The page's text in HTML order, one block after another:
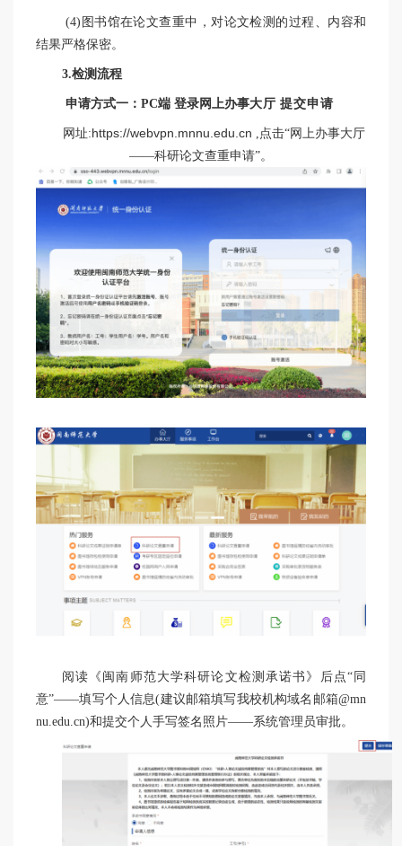
(4)图书馆在论文查重中，对论文检测的过程、内容和
结果严格保密。
3.检测流程
申请方式一：PC端 登录网上办事大厅 提交申请
网址:https://webvpn.mnnu.edu.cn 点击“网上办事大厅
——科研论文查重申请”。
阅读《闽南师范大学科研论文检测承诺书》后点“同
意”——填写个人信息(建议邮箱填写我校机构域名邮箱@mn
nu.edu.cn)和提交个人手写签名照片——系统管理员审批。